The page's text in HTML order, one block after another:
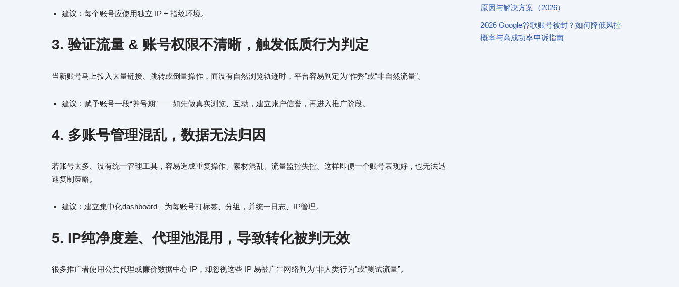
建议：每个账号应使用独立 IP + 指纹环境。
3. 验证流量 & 账号权限不清晰，触发低质行为判定
当新账号马上投入大量链接、跳转或倒量操作，而没有自然浏览轨迹时，平台容易判定为“作弊”或“非自然流量”。
建议：赋予账号一段“养号期”——如先做真实浏览、互动，建立账户信誉，再进入推广阶段。
4. 多账号管理混乱，数据无法归因
若账号太多、没有统一管理工具，容易造成重复操作、素材混乱、流量监控失控。这样即便一个账号表现好，也无法迅
速复制策略。
建议：建立集中化dashboard、为每账号打标签、分组，并统一日志、IP管理。
5. IP纯净度差、代理池混用，导致转化被判无效
很多推广者使用公共代理或廉价数据中心 IP，却忽视这些 IP 易被广告网络判为“非人类行为”或“测试流量”。
原因与解决方案（2026）
2026 Google谷歌账号被封？如何降低风控
概率与高成功率申诉指南